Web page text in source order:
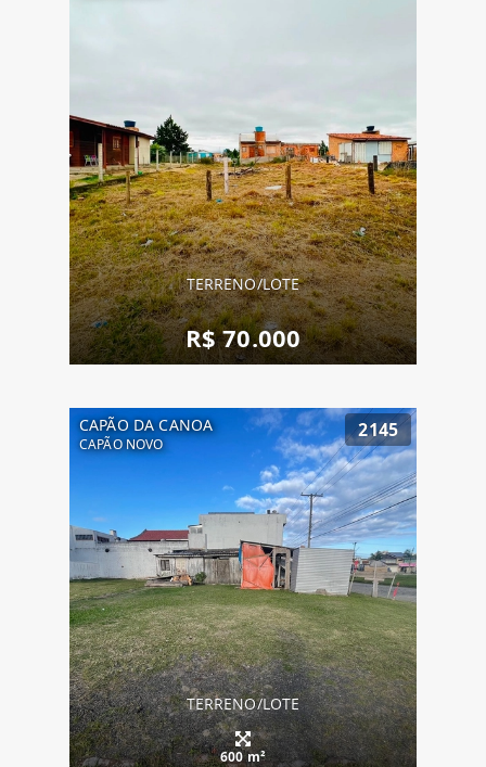
TERRENO/LOTE
R$ 70.000
CAPÃO DA CANOA
CAPÃO NOVO
2145
TERRENO/LOTE
600 m²